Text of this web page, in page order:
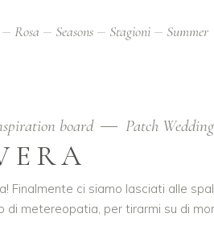
Rosa Seasons Stagioni Summer
board Patch Wedding
Finalmente ci siamo lasciati alle
di metereopatia, per tirarmi su di